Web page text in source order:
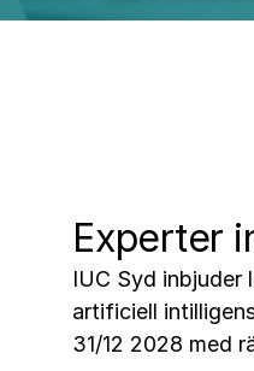
Experter
IUC Syd
artificiell
31/12 2028 med